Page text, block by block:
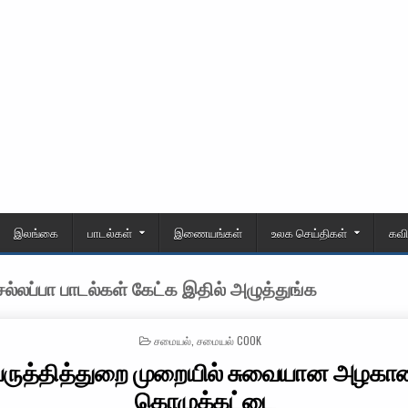
இலங்கை பாடல்கள் இணையங்கள் உலக செய்திகள்
பாடல்கள் கேட்க இதில் அழுத்துங்க
POSTED IN
சமையல் ,சமையல் COOK
முறையில் சுவையான
கொழுக்கட்டை